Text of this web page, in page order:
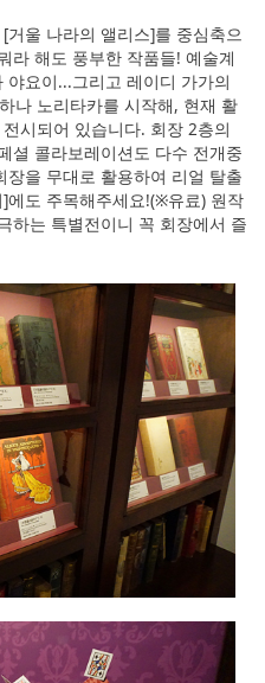
울 나라의 앨리스]를 중심축으
라 해도 풍부한 작품들! 예술계
요이...그리고 레이디 가가의
나 노리타카를 시작해, 현재 활
시되어 있습니다. 회장 2층의
셜 콜라보레이션도 다수 전개중
을 무대로 활용하여 리얼 탈출
에도 주목해주세요!(※유료) 원작
하는 특별전이니 꼭 회장에서 즐